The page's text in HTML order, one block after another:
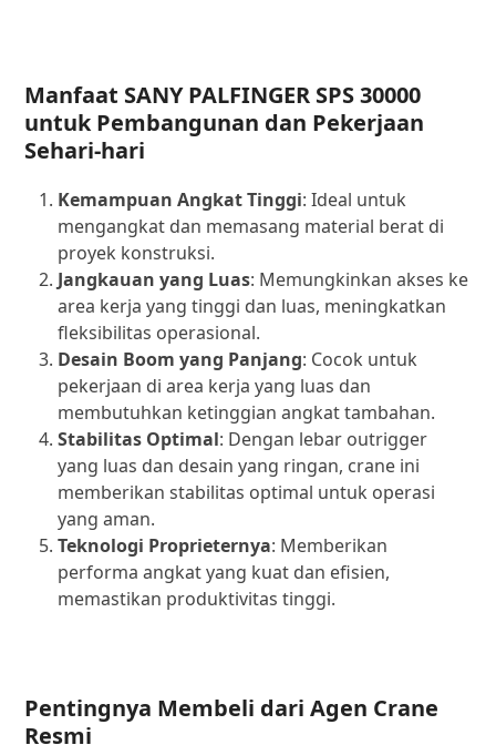
Manfaat SANY PALFINGER SPS 30000
untuk Pembangunan dan Pekerjaan
Sehari-hari
Kemampuan Angkat Tinggi: Ideal untuk
mengangkat dan memasang material berat di
proyek konstruksi.
Jangkauan yang Luas: Memungkinkan akses ke
area kerja yang tinggi dan luas, meningkatkan
fleksibilitas operasional.
Desain Boom yang Panjang: Cocok untuk
pekerjaan di area kerja yang luas dan
membutuhkan ketinggian angkat tambahan.
Stabilitas Optimal: Dengan lebar outrigger
yang luas dan desain yang ringan, crane ini
memberikan stabilitas optimal untuk operasi
yang aman.
Teknologi Proprieternya: Memberikan
performa angkat yang kuat dan efisien,
memastikan produktivitas tinggi.
Pentingnya Membeli dari Agen Crane
Resmi